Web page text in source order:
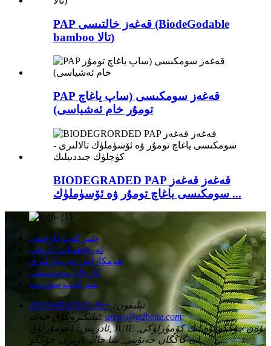
PAP قەغەز خالتىسى (BiodeGodable
bamboo تالا)
PAP قەغەز سومكىسى (ساپ ياغاچ
تومۇر خام ئەشياسى)
BIODEGRADED PAP قەغەز قەغەز
سومكىسى ياغاچ تومۇر ۋە ئۆسۈملۈك ...
شىركەت ئارخىپى
تەرەققىيات تارىخى
ھەمكارلىق خېرىدارلىرى
كارخانا مەدەنىيىتى
شىركەت سۈرەت
تېلېفون: +86 1857648383959
ئېلېكترونلۇق خەت: amay@gdbeite.com
ئادرېس:
1-نومۇرلۇق, JUIE يۈەن جۇڭگو يۈەنلىك كۆمۈرلۈكى,
لى گاڭگان جەنۇبىي, شا جاڭ بازىرى, جۇڭگو.